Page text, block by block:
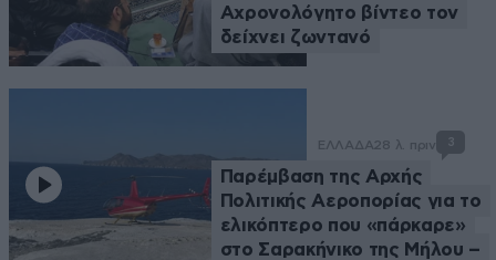
Αχρονολόγητο βίντεο τον
δείχνει ζωντανό
ΕΛΛΑΔΑ28 λ. πριν 3
Παρέμβαση της Αρχής
Πολιτικής Αεροπορίας για το
ελικόπτερο που «πάρκαρε»
στο Σαρακήνικο της Μήλου –